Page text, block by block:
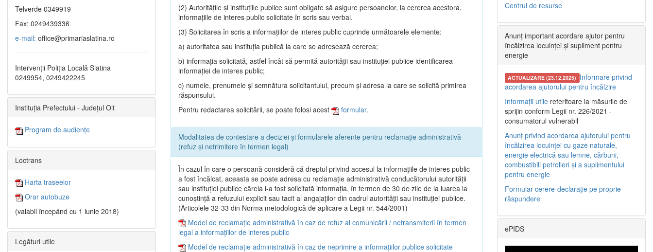
(2) Autorităţile şi instituţiile publice sunt obligate să asigure persoanelor, la cererea acestora,
informaţiile de interes public solicitate în scris sau verbal.
(3) Solicitarea în scris a informaţiilor de interes public cuprinde următoarele elemente:
a) autoritatea sau instituţia publică la care se adresează cererea;
b) informaţia solicitată, astfel încât să permită autorităţii sau instituţiei publice identificarea
informaţiei de interes public;
c) numele, prenumele şi semnătura solicitantului, precum şi adresa la care se solicită primirea
răspunsului.
Pentru redactarea solicitării, se poate folosi acest
formular.
Modalitatea de contestare a deciziei și formularele aferente pentru reclamație administrativă
(refuz și netrimitere în termen legal)
În cazul în care o persoană consideră că dreptul privind accesul la informaţiile de interes public
a fost încălcat, aceasta se poate adresa cu reclamaţie administrativă conducătorului autorităţii
sau instituţiei publice căreia i-a fost solicitată informaţia, în termen de 30 de zile de la luarea la
cunoştinţă a refuzului explicit sau tacit al angajaţilor din cadrul autorităţii sau instituţiei publice.
(Articolele 32-33 din Norma metodologică de aplicare a Legii nr. 544/2001)
Model de reclamație administrativă în caz de refuz al comunicării / netransmiterii în termen
legal a informațiilor de interes public
Model de reclamație administrativă în caz de neprimire a informațiilor publice solicitate
Telverde 0349919
Fax: 0249439336
e-mail: office@primariaslatina.ro
Intervenții Poliția Locală Slatina
0249954, 0249422245
Instituția Prefectului - Județul Olt
Program de audiențe
Loctrans
Harta traseelor
Orar autobuze
(valabil începând cu 1 iunie 2018)
Legături utile
Centrul de resurse
Anunț important acordare ajutor pentru
încălzirea locuinței și supliment pentru
energie
ACTUALIZARE (23.12.2025) Informare privind
acordarea ajutorului pentru încălzire
Informații utile referitoare la măsurile de
sprijin conform Legii nr. 226/2021 -
consumatorul vulnerabil
Anunț privind acordarea ajutorului pentru
încălzirea locuinței cu gaze naturale,
energie electrică sau lemne, cărbuni,
combustibili petrolieri și a suplimentului
pentru energie
Formular cerere-declarație pe proprie
răspundere
ePIDS